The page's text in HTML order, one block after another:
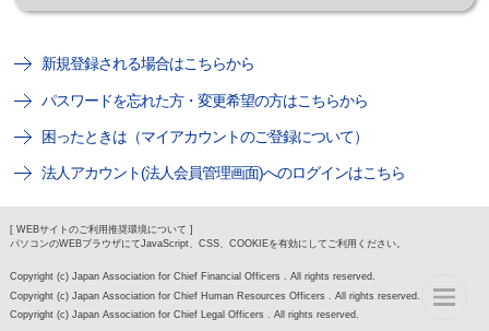
新規登録される場合はこちらから
パスワードを忘れた方・変更希望の方はこちらから
困ったときは（マイアカウントのご登録について）
法人アカウント(法人会員管理画面)へのログインはこちら
[ WEBサイトのご利用推奨環境について ]
パソコンのWEBブラウザにてJavaScript、CSS、COOKIEを有効にしてご利用ください。
Copyright (c) Japan Association for Chief Financial Officers . All rights reserved.
Copyright (c) Japan Association for Chief Human Resources Officers . All rights reserved.
Copyright (c) Japan Association for Chief Legal Officers . All rights reserved.